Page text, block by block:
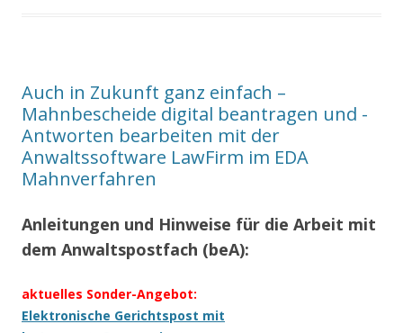
Auch in Zukunft ganz einfach –
Mahnbescheide digital beantragen und -
Antworten bearbeiten mit der
Anwaltssoftware LawFirm im EDA
Mahnverfahren
Anleitungen und Hinweise für die Arbeit mit
dem Anwaltspostfach (beA):
aktuelles Sonder-Angebot:
Elektronische Gerichtspost mit